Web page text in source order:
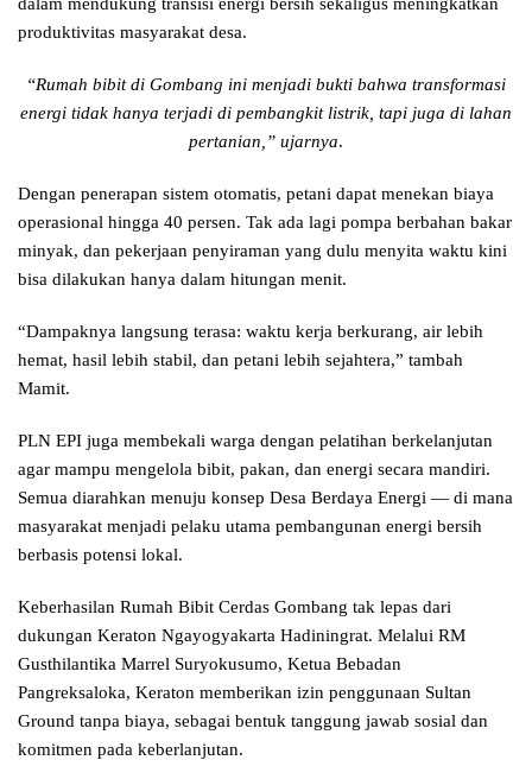
produktivitas masyarakat desa.
“Rumah bibit di Gombang ini menjadi bukti bahwa transformasi
energi tidak hanya terjadi di pembangkit listrik, tapi juga di lahan
pertanian,” ujarnya.
Dengan penerapan sistem otomatis, petani dapat menekan biaya
operasional hingga 40 persen. Tak ada lagi pompa berbahan bakar
minyak, dan pekerjaan penyiraman yang dulu menyita waktu kini
bisa dilakukan hanya dalam hitungan menit.
“Dampaknya langsung terasa: waktu kerja berkurang, air lebih
hemat, hasil lebih stabil, dan petani lebih sejahtera,” tambah
Mamit.
PLN EPI juga membekali warga dengan pelatihan berkelanjutan
agar mampu mengelola bibit, pakan, dan energi secara mandiri.
Semua diarahkan menuju konsep Desa Berdaya Energi — di mana
masyarakat menjadi pelaku utama pembangunan energi bersih
berbasis potensi lokal.
Keberhasilan Rumah Bibit Cerdas Gombang tak lepas dari
dukungan Keraton Ngayogyakarta Hadiningrat. Melalui RM
Gusthilantika Marrel Suryokusumo, Ketua Bebadan
Pangreksaloka, Keraton memberikan izin penggunaan Sultan
Ground tanpa biaya, sebagai bentuk tanggung jawab sosial dan
komitmen pada keberlanjutan.